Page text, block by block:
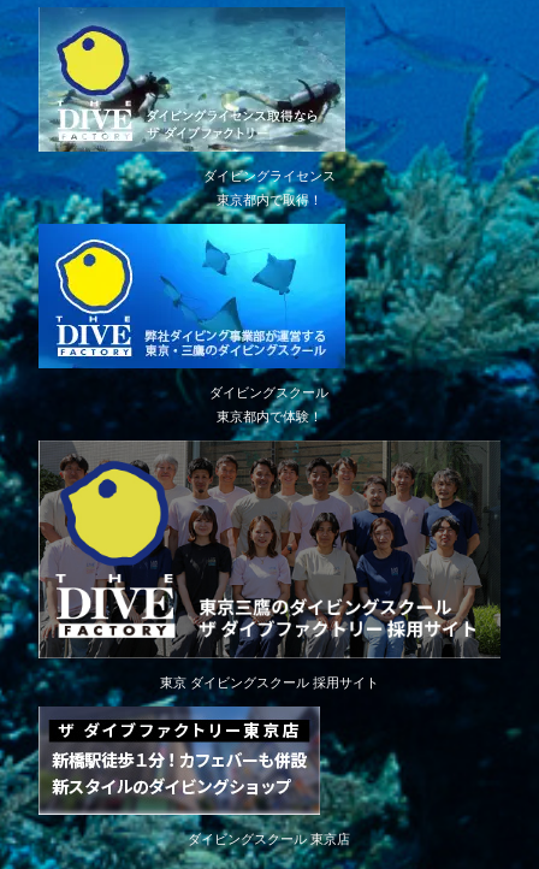
ダイビングライセンス
東京都内で取得！
ダイビングスクール
東京都内で体験！
東京 ダイビングスクール 採用サイト
ダイビングスクール 東京店